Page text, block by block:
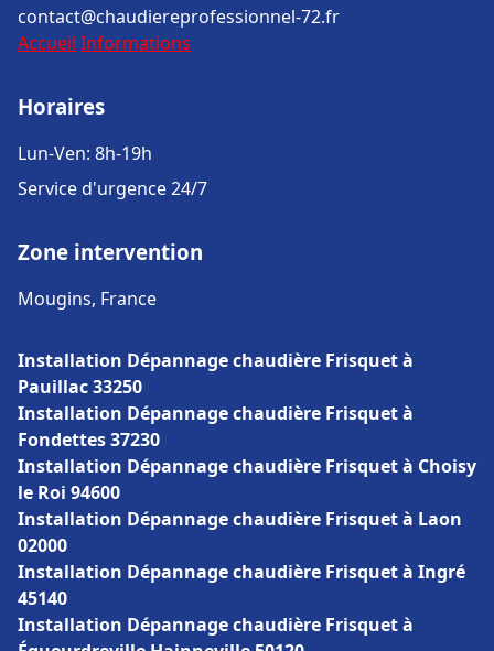
contact@chaudiereprofessionnel-72.fr
Accueil Informations
Horaires
Lun-Ven: 8h-19h
Service d'urgence 24/7
Zone intervention
Mougins, France
Installation Dépannage chaudière Frisquet à
Pauillac 33250
Installation Dépannage chaudière Frisquet à
Fondettes 37230
Installation Dépannage chaudière Frisquet à Choisy
le Roi 94600
Installation Dépannage chaudière Frisquet à Laon
02000
Installation Dépannage chaudière Frisquet à Ingré
45140
Installation Dépannage chaudière Frisquet à